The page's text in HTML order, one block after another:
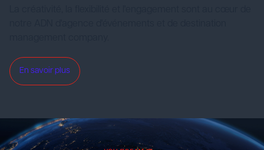
En savoir plus